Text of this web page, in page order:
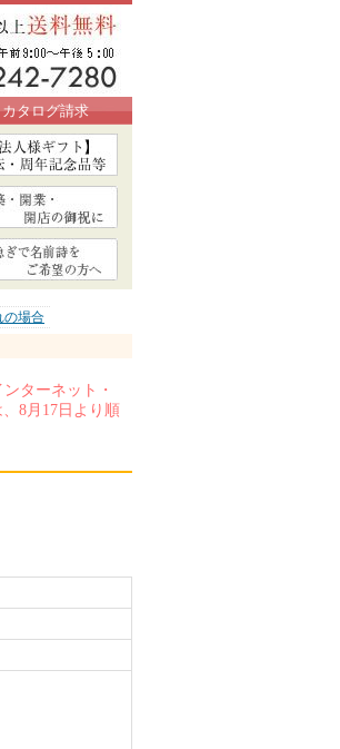
タログ請求
の場合
ターネット・
8月17日より順